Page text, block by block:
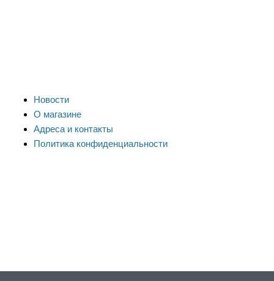
Новости
О магазине
Адреса и контакты
Политика конфиденциальности